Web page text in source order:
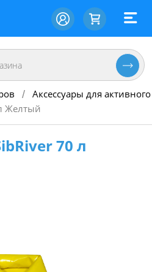
/ Аксессуары для
Желтый
70 л